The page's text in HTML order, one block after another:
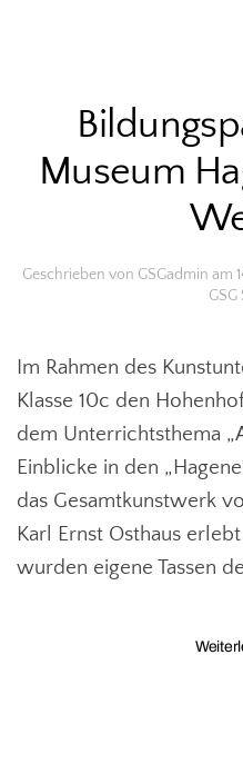
Museum
Geschrieben von GSGadmin am
Im Rahmen des
Klasse 10c den
dem Unterrichtsthema
Einblicke in den
das Gesamtkunstwerk
Karl Ernst Osthaus
wurden eigene Tassen